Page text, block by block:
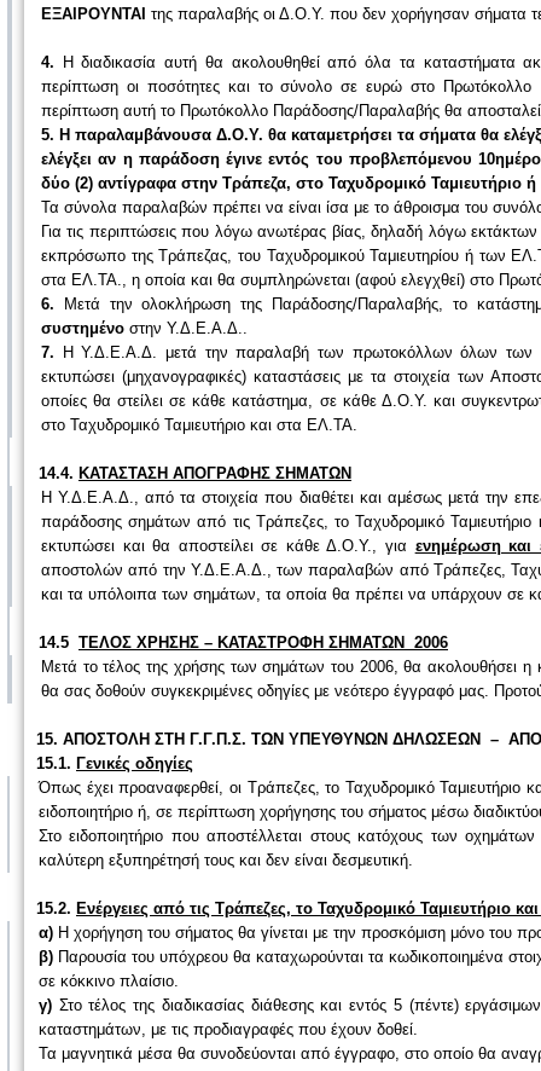
ΕΞΑΙΡΟΥΝΤΑΙ της παραλαβής οι Δ.Ο.Υ. που δεν χορήγησαν σήματα
4. Η διαδικασία αυτή θα ακολουθηθεί από όλα τα καταστήματα
περίπτωση οι ποσότητες και το σύνολο σε ευρώ στο
περίπτωση αυτή το Πρωτόκολλο Παράδοσης/Παραλαβής θα
5. Η παραλαμβάνουσα Δ.Ο.Υ. θα καταμετρήσει τα σήματα θα
ελέγξει αν η παράδοση έγινε εντός του προβλεπόμενου
δύο (2) αντίγραφα στην Τράπεζα, στο Ταχυδρομικό Ταμιευτήριο
Τα σύνολα παραλαβών πρέπει να είναι ίσα με το άθροισμα του
Για τις περιπτώσεις που λόγω ανωτέρας βίας, δηλαδή λόγω
εκπρόσωπο της Τράπεζας, του Ταχυδρομικού Ταμιευτηρίου ή των
στα ΕΛ.ΤΑ., η οποία και θα συμπληρώνεται (αφού ελεγχθεί) στο
6. Μετά την ολοκλήρωση της Παράδοσης/Παραλαβής, το
συστημένο στην Υ.Δ.Ε.Α.Δ..
7. Η Υ.Δ.Ε.Α.Δ. μετά την παραλαβή των πρωτοκόλλων όλων των
εκτυπώσει (μηχανογραφικές) καταστάσεις με τα στοιχεία των
οποίες θα στείλει σε κάθε κατάστημα, σε κάθε Δ.Ο.Υ. και
στο Ταχυδρομικό Ταμιευτήριο και στα ΕΛ.ΤΑ.
14.4. ΚΑΤΑΣΤΑΣΗ ΑΠΟΓΡΑΦΗΣ ΣΗΜΑΤΩΝ
Η Υ.Δ.Ε.Α.Δ., από τα στοιχεία που διαθέτει και αμέσως μετά την
παράδοσης σημάτων από τις Τράπεζες, το Ταχυδρομικό
εκτυπώσει και θα αποστείλει σε κάθε Δ.Ο.Υ., για ενημέρωση και
αποστολών από την Υ.Δ.Ε.Α.Δ., των παραλαβών από Τράπεζες,
και τα υπόλοιπα των σημάτων, τα οποία θα πρέπει να υπάρχουν σε
14.5 ΤΕΛΟΣ ΧΡΗΣΗΣ – ΚΑΤΑΣΤΡΟΦΗ ΣΗΜΑΤΩΝ 2006
Μετά το τέλος της χρήσης των σημάτων του 2006, θα ακολουθήσει
θα σας δοθούν συγκεκριμένες οδηγίες με νεότερο έγγραφό μας.
15. ΑΠΟΣΤΟΛΗ ΣΤΗ Γ.Γ.Π.Σ. ΤΩΝ ΥΠΕΥΘΥΝΩΝ ΔΗΛΩΣΕΩΝ –
15.1. Γενικές οδηγίες
Όπως έχει προαναφερθεί, οι Τράπεζες, το Ταχυδρομικό Ταμιευτήριο
ειδοποιητήριο ή, σε περίπτωση χορήγησης του σήματος μέσω
Στο ειδοποιητήριο που αποστέλλεται στους κατόχους των
καλύτερη εξυπηρέτησή τους και δεν είναι δεσμευτική.
15.2. Ενέργειες από τις Τράπεζες, το Ταχυδρομικό Ταμιευτήριο
α) Η χορήγηση του σήματος θα γίνεται με την προσκόμιση μόνο του
β) Παρουσία του υπόχρεου θα καταχωρούνται τα κωδικοποιημένα
σε κόκκινο πλαίσιο.
γ) Στο τέλος της διαδικασίας διάθεσης και εντός 5 (πέντε)
καταστημάτων, με τις προδιαγραφές που έχουν δοθεί.
Τα μαγνητικά μέσα θα συνοδεύονται από έγγραφο, στο οποίο θα